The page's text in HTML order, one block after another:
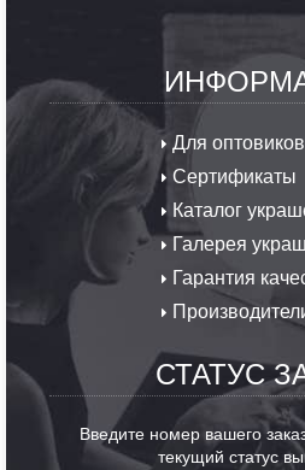
Для оптовиков
Сертификаты
Каталог
Галерея
Гарантия
СТАТУС
Введите номер вашего
текущий статус